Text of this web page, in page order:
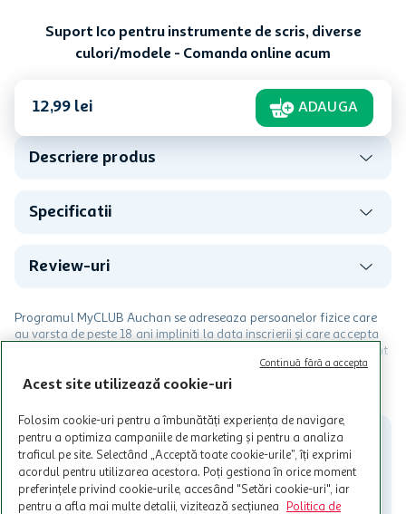
Suport Ico pentru instrumente de scris, diverse
culori/modele - Comanda online acum
12,99 lei ADAUGA
Descriere produs
Specificatii
Review-uri
Programul MyCLUB Auchan se adreseaza persoanelor fizice care
au varsta de peste 18 ani impliniti la data inscrierii și care accepta
Termenele și Condițiile Programului. Ofertele MyCLUB Auchan sunt
valabile in limita stocurilor disponibile. Beneficiile se acorda in
limita a 12 unitati / card client o singura data in perioada promotiei.
participante și pentru acțiuni promotionale indicate de Auchan si
nu poate fi utilizat in legatura cu alti comercianți sau pentru alte
activitati in afara celor mentionate in Termene si Conditii. Auchan
nu raspunde pentru imposibilitatea utilizarii Cardului in perioada in
care aceste este suspendat sau in perioada in care sunt efectuate
intretineri sau reparatii tehnice la sistemul de utilizarea al Cardului.
CITESTE MAI MULT
Acest site utilizează cookie-uri
Folosim cookie-uri pentru a îmbunătăți experiența de navigare,
pentru a optimiza campaniile de marketing și pentru a analiza
traficul pe site. Selectând „Acceptă toate cookie-urile”, îți exprimi
acordul pentru utilizarea acestora. Poți gestiona în orice moment
preferințele privind cookie-urile, accesând "Setări cookie-uri", iar
pentru a afla mai multe detalii, vizitează secțiunea
Politica de
Continuă fără a accepta